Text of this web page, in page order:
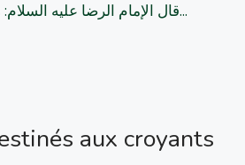
قال الإمام الرضا علیه السلام: مَنْ قَرَأَ فِي شَهْرِ رَمَضَانَ...
aux croyants